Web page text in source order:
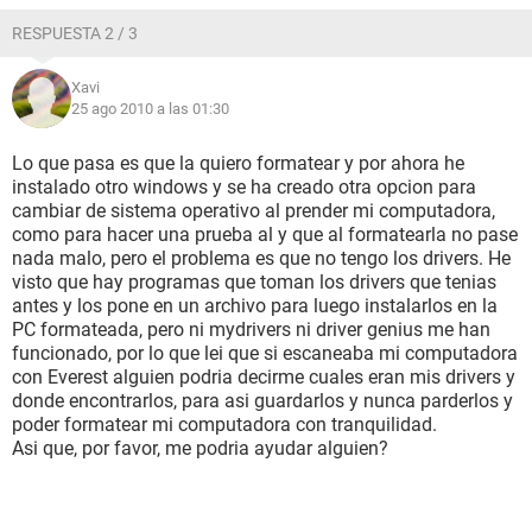
Disco duro HDS728080PLAT20 (80 GB, 7200 RPM, Ultra-
ATA/133)
Disco duro ST3500418AS (465 GB, IDE)
Disco duro Samsung G2 Portable USB Device (465 GB, USB)
Estado de los discos duros SMART OK
Particiones:
C: (NTFS) 29996 MB (7631 MB libre)
D: (NTFS) 48524 MB (48458 MB libre)
F: (NTFS) 476937 MB (103390 MB libre)
I: (FAT32) 476821 MB (310730 MB libre)
Tamaño total 1008.1 GB (459.2 GB libre)
Dispositivos de entrada:
Teclado Standard 101/102-Key or Microsoft Natural PS/2
Keyboard
Ratón Microsoft PS/2 Mouse
RESPUESTA 2 / 3
Xavi
25 ago 2010 a las 01:30
Lo que pasa es que la quiero formatear y por ahora he
instalado otro windows y se ha creado otra opcion para
cambiar de sistema operativo al prender mi computadora,
como para hacer una prueba al y que al formatearla no pase
nada malo, pero el problema es que no tengo los drivers. He
visto que hay programas que toman los drivers que tenias
antes y los pone en un archivo para luego instalarlos en la
PC formateada, pero ni mydrivers ni driver genius me han
funcionado, por lo que lei que si escaneaba mi computadora
con Everest alguien podria decirme cuales eran mis drivers y
donde encontrarlos, para asi guardarlos y nunca parderlos y
poder formatear mi computadora con tranquilidad.
Asi que, por favor, me podria ayudar alguien?